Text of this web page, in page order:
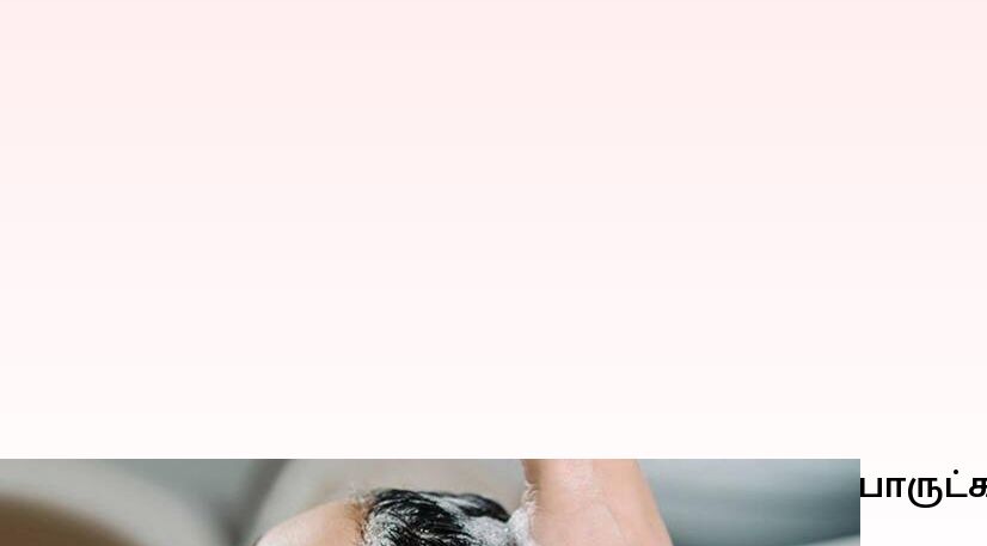
அடிக்கடி ஷாம்பு உபயோகிப்பீர்களா? இந்த 4
இல்லையென உறுதி செய்துகொள்ளுங்கள்!